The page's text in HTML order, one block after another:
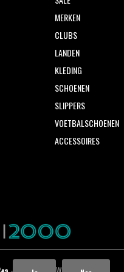
MERKEN
CLUBS
LANDEN
KLEDING
SCHOENEN
SLIPPERS
VOETBALSCHOENEN
ACCESSOIRES